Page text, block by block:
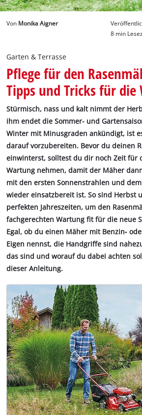
Deutsch
DEDeutsch
Von Monika Aigner
8 min
Garten & Terrasse
Pflege für den
Tipps und Tricks für die
Stürmisch, nass und kalt nimmt der
ihm endet die Sommer- und
Winter mit Minusgraden ankündigt, ist
darauf vorzubereiten. Bevor du deinen
einwinterst, solltest du dir noch Zeit für
Wartung nehmen, damit der Mäher
mit den ersten Sonnenstrahlen und
wieder einsatzbereit ist. So sind Herbst
perfekten Jahreszeiten, um den
fachgerechten Wartung fit für die neue
Egal, ob du einen Mäher mit Benzin‐
Eigen nennst, die Handgriffe sind
das sind und worauf du dabei achten
dieser Anleitung.